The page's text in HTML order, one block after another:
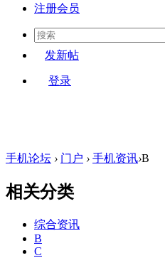
注册会员
发新帖
登录
手机论坛 › 门户 › 手机资讯›B
相关分类
综合资讯
B
C